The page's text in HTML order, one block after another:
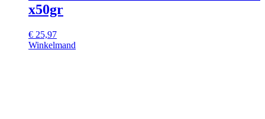
x50gr
€ 25,97
Winkelmand